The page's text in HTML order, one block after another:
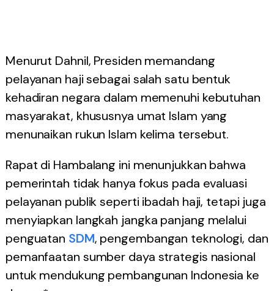
Menurut Dahnil, Presiden memandang
pelayanan haji sebagai salah satu bentuk
kehadiran negara dalam memenuhi kebutuhan
masyarakat, khususnya umat Islam yang
menunaikan rukun Islam kelima tersebut.
Rapat di Hambalang ini menunjukkan bahwa
pemerintah tidak hanya fokus pada evaluasi
pelayanan publik seperti ibadah haji, tetapi juga
menyiapkan langkah jangka panjang melalui
penguatan SDM, pengembangan teknologi, dan
pemanfaatan sumber daya strategis nasional
untuk mendukung pembangunan Indonesia ke